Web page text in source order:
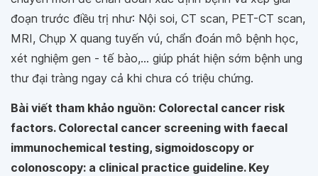
đoạn trước điều trị như: Nội soi, CT scan, PET-CT scan,
MRI, Chụp X quang tuyến vú, chẩn đoán mô bệnh học,
xét nghiệm gen - tế bào,... giúp phát hiện sớm bệnh ung
thư đại tràng ngay cả khi chưa có triệu chứng.
Bài viết tham khảo nguồn: Colorectal cancer risk
factors. Colorectal cancer screening with faecal
immunochemical testing, sigmoidoscopy or
colonoscopy: a clinical practice guideline. Key